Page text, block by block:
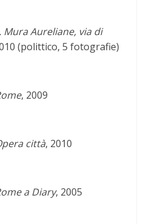
Mura Aureliane, via di
(polittico, 5 fotografie)
, 2009
città, 2010
a Diary, 2005